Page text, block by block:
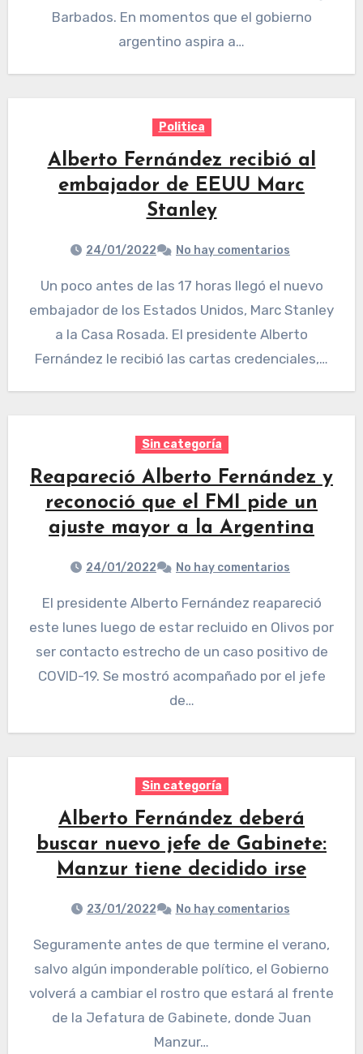
Barbados. En momentos que el gobierno
argentino aspira a…
Politica
Alberto Fernández recibió al
embajador de EEUU Marc
Stanley
24/01/2022 No hay comentarios
Un poco antes de las 17 horas llegó el nuevo
embajador de los Estados Unidos, Marc Stanley
a la Casa Rosada. El presidente Alberto
Fernández le recibió las cartas credenciales,…
Sin categoría
Reapareció Alberto Fernández y
reconoció que el FMI pide un
ajuste mayor a la Argentina
24/01/2022 No hay comentarios
El presidente Alberto Fernández reapareció
este lunes luego de estar recluido en Olivos por
ser contacto estrecho de un caso positivo de
COVID-19. Se mostró acompañado por el jefe
de…
Sin categoría
Alberto Fernández deberá
buscar nuevo jefe de Gabinete:
Manzur tiene decidido irse
23/01/2022 No hay comentarios
Seguramente antes de que termine el verano,
salvo algún imponderable político, el Gobierno
volverá a cambiar el rostro que estará al frente
de la Jefatura de Gabinete, donde Juan
Manzur…